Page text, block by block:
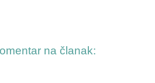
na članak: